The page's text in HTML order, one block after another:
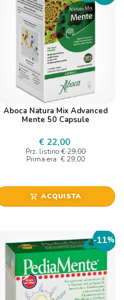
Aboca Natura Mix Advanced
Mente 50 Capsule
€ 22,00
Prz. listino € 29,00
Prima era € 29,00
shopping_cart ACQUISTA
-11%